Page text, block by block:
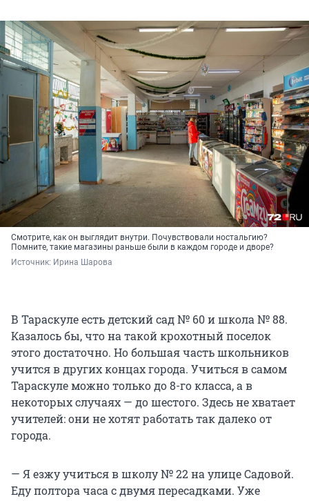
Смотрите, как он выглядит внутри. Почувствовали ностальгию?
Помните, такие магазины раньше были в каждом городе и дворе?
Источник: Ирина Шарова
В Тараскуле есть детский сад № 60 и школа № 88.
Казалось бы, что на такой крохотный поселок
этого достаточно. Но большая часть школьников
учится в других концах города. Учиться в самом
Тараскуле можно только до 8-го класса, а в
некоторых случаях — до шестого. Здесь не хватает
учителей: они не хотят работать так далеко от
города.
— Я езжу учиться в школу № 22 на улице Садовой.
Еду полтора часа с двумя пересадками. Уже